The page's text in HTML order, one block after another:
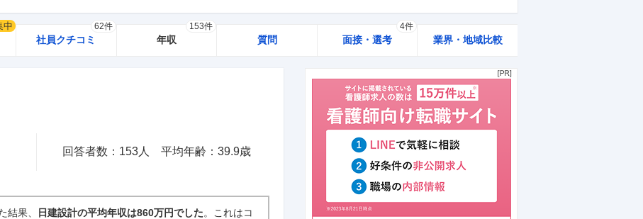
中
社員クチコミ
62件
年収
153件
質問 面接・選考
4件
業界・地域比較
回答者数： 153 人 平均年齢：39.9歳
結果、 日建設計の平均年収は860万円でした。これはコ